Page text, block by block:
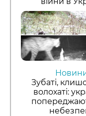
Зубаті,
волохаті: